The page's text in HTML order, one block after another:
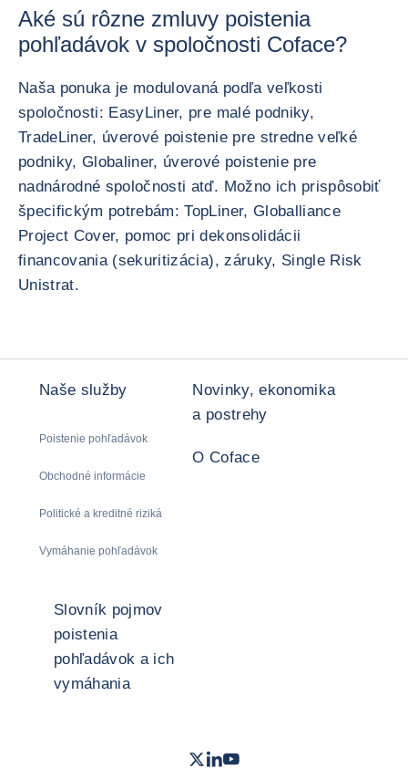
Aké sú rôzne zmluvy poistenia
pohľadávok v spoločnosti Coface?
Naša ponuka je modulovaná podľa veľkosti
spoločnosti: EasyLiner, pre malé podniky,
TradeLiner, úverové poistenie pre stredne veľké
podniky, Globaliner, úverové poistenie pre
nadnárodné spoločnosti atď. Možno ich prispôsobiť
špecifickým potrebám: TopLiner, Globalliance
Project Cover, pomoc pri dekonsolidácii
financovania (sekuritizácia), záruky, Single Risk
Unistrat.
Naše služby
Poistenie pohľadávok
Obchodné informácie
Politické a kreditné riziká
Vymáhanie pohľadávok
Novinky, ekonomika
a postrehy
O Coface
Slovník pojmov
poistenia
pohľadávok a ich
vymáhania
Twitter- Coface
LinkedIn
Youtube